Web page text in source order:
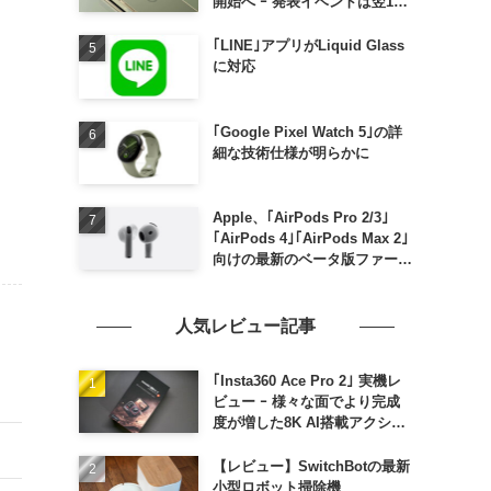
｢LINE｣アプリがLiquid Glass
に対応
｢Google Pixel Watch 5｣の詳
細な技術仕様が明らかに
Apple、｢AirPods Pro 2/3｣
｢AirPods 4｣｢AirPods Max 2｣
向けの最新のベータ版ファーム
人気レビュー記事
｢Insta360 Ace Pro 2｣ 実機レ
ビュー ｰ 様々な面でより完成
度が増した8K AI搭載アクショ
【レビュー】SwitchBotの最新
小型ロボット掃除機